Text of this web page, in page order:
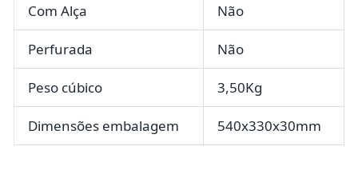
Com Alça Não
Perfurada Não
Peso cúbico 3,50Kg
Dimensões embalagem 540x330x30mm